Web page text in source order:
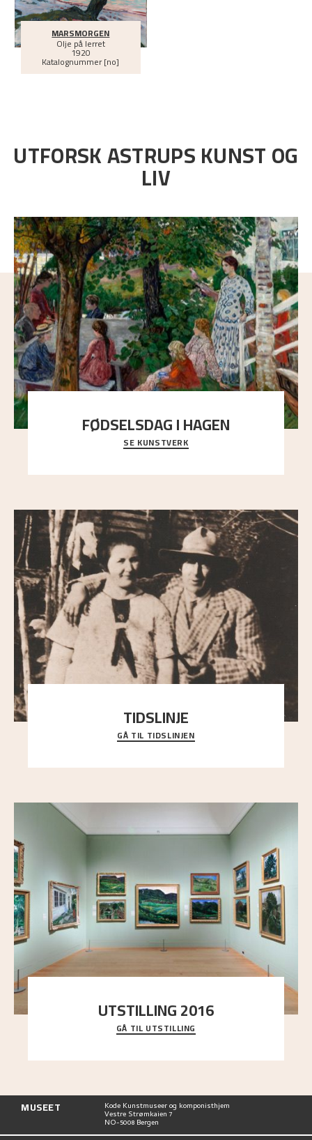
MARSMORGEN
Olje på lerret
1920
Katalognummer [no]
UTFORSK ASTRUPS KUNST OG
LIV
FØDSELSDAG I HAGEN
En gruppe mennesker er samlet under de store
trekronene i prestegårdshagen...
SE KUNSTVERK
TIDSLINJE
Bli kjent med Nikolai Astrups liv, kunstnerskap og
ettermæle i en interaktiv presentasjon.
GÅ TIL TIDSLINJEN
UTSTILLING 2016
En komplett oversikt over Nikolai Astrups
utstillinger, fra debuten i 1900 og frem til i dag.
GÅ TIL UTSTILLING
MUSEET Kode Kunstmuseer og komponisthjem
Vestre Strømkaien 7
NO-5008 Bergen